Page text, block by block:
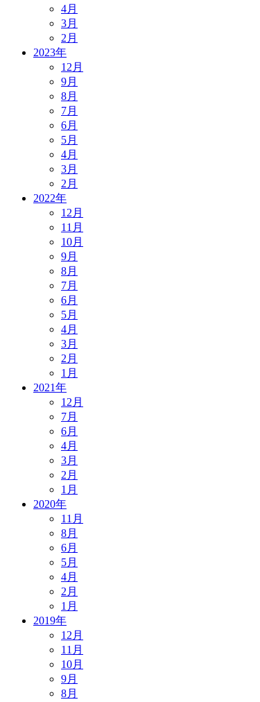
4月
3月
2月
2023年
12月
9月
8月
7月
6月
5月
4月
3月
2月
2022年
12月
11月
10月
9月
8月
7月
6月
5月
4月
3月
2月
1月
2021年
12月
7月
6月
4月
3月
2月
1月
2020年
11月
8月
6月
5月
4月
2月
1月
2019年
12月
11月
10月
9月
8月